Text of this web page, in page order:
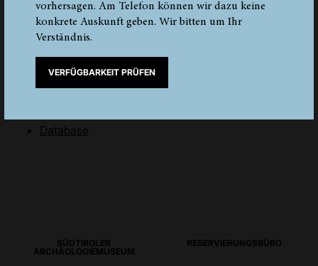
Oetzi-der-mann-aus-dem-eis
Fundumstaende
Der-koerper
Ausruestung
Database
SÜDTIROLER
ARCHÄOLOGIEMUSEUM
RESERVIERUNGSBÜRO
vorhersagen. Am Telefon können wir dazu keine
konkrete Auskunft geben. Wir bitten um Ihr
Verständnis.
VERFÜGBARKEIT PRÜFEN